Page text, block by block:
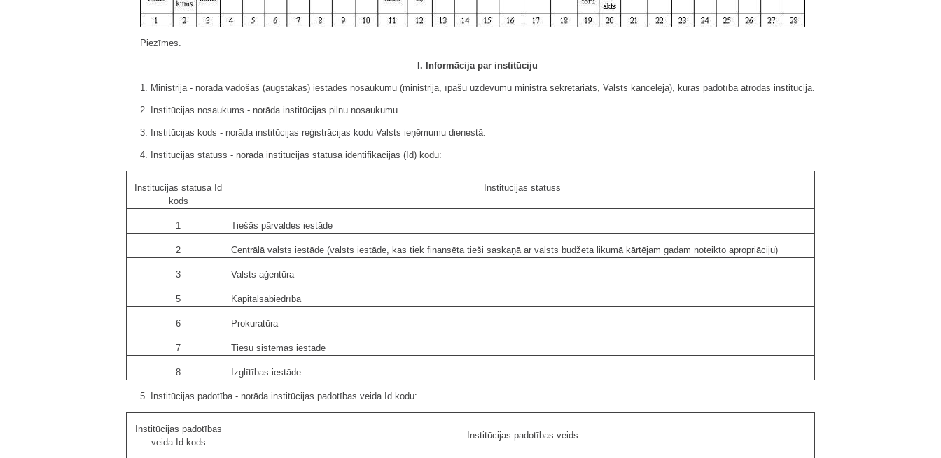
Piezīmes.
I. Informācija par institūciju
1. Ministrija - norāda vadošās (augstākās) iestādes nosaukumu (ministrija, īpašu uzdevumu ministra sekretariāts, Valsts kanceleja), kuras padotībā atrodas institūcija.
2. Institūcijas nosaukums - norāda institūcijas pilnu nosaukumu.
3. Institūcijas kods - norāda institūcijas reģistrācijas kodu Valsts ieņēmumu dienestā.
4. Institūcijas statuss - norāda institūcijas statusa identifikācijas (Id) kodu:
Institūcijas statusa Id
kods
Institūcijas statuss
1 Tiešās pārvaldes iestāde
2 Centrālā valsts iestāde (valsts iestāde, kas tiek finansēta tieši saskaņā ar valsts budžeta likumā kārtējam gadam noteikto apropriāciju)
3 Valsts aģentūra
5 Kapitālsabiedrība
6 Prokuratūra
7 Tiesu sistēmas iestāde
8 Izglītības iestāde
5. Institūcijas padotība - norāda institūcijas padotības veida Id kodu:
Institūcijas padotības
veida Id kods
Institūcijas padotības veids